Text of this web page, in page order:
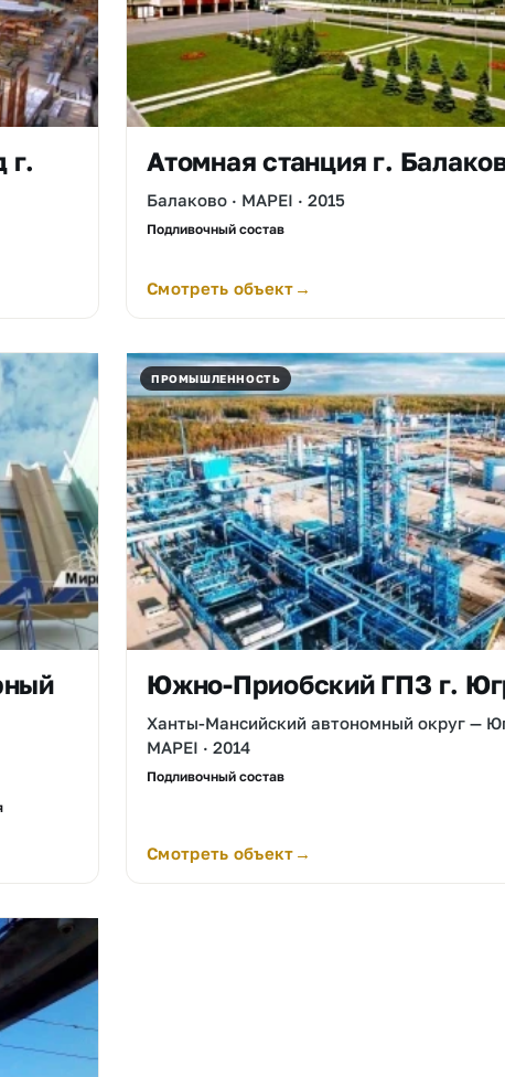
г.
Атомная станция г.
Балаково · MAPEI · 2015
Подливочный состав
Смотреть объект
ПРОМЫШЛЕННОСТЬ
Южно-Приобский ГПЗ г.
Ханты-Мансийский автономный округ —
MAPEI · 2014
Подливочный состав
Смотреть объект